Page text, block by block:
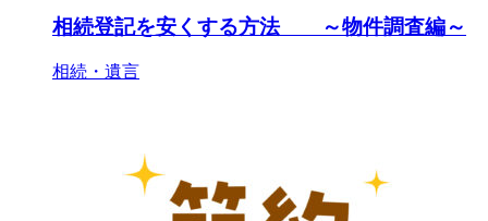
相続登記を安くする方法 ～物件調査編～
相続・遺言